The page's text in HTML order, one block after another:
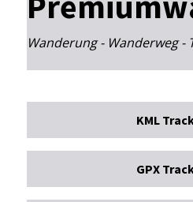
Wanderung - Wanderweg -
KML
GPX